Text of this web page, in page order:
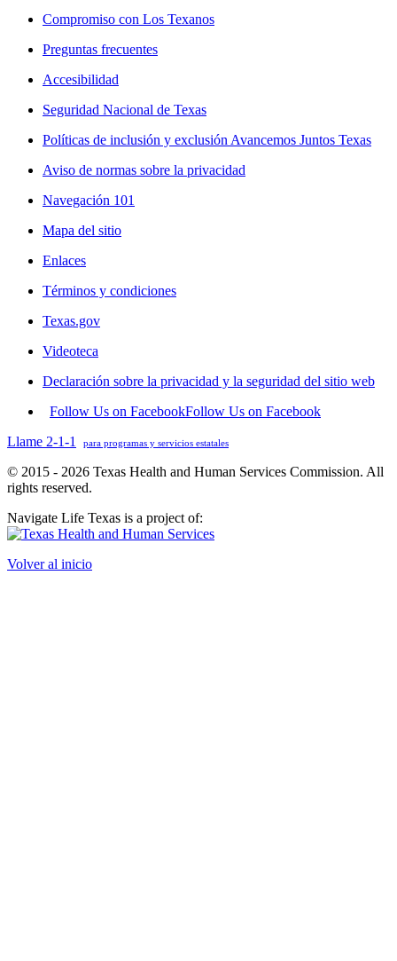
Compromiso con Los Texanos
Preguntas frecuentes
Accesibilidad
Seguridad Nacional de Texas
Políticas de inclusión y exclusión Avancemos Juntos Texas
Aviso de normas sobre la privacidad
Navegación 101
Mapa del sitio
Enlaces
Términos y condiciones
Texas.gov
Videoteca
Declaración sobre la privacidad y la seguridad del sitio web
Follow Us on FacebookFollow Us on Facebook
Llame 2-1-1
para programas y servicios estatales
© 2015 - 2026 Texas Health and Human Services Commission. All
rights reserved.
Navigate Life Texas is a project of:
Volver al inicio